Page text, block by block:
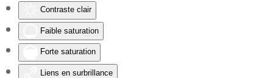
Contraste clair
Faible saturation
Forte saturation
Liens en surbrillance